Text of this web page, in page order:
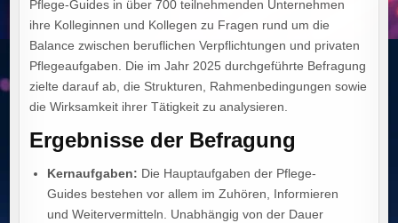
Pflege-Guides in über 700 teilnehmenden Unternehmen
ihre Kolleginnen und Kollegen zu Fragen rund um die
Balance zwischen beruflichen Verpflichtungen und privaten
Pflegeaufgaben. Die im Jahr 2025 durchgeführte Befragung
zielte darauf ab, die Strukturen, Rahmenbedingungen sowie
die Wirksamkeit ihrer Tätigkeit zu analysieren.
Ergebnisse der Befragung
Kernaufgaben: Die Hauptaufgaben der Pflege-
Guides bestehen vor allem im Zuhören, Informieren
und Weitervermitteln. Unabhängig von der Dauer